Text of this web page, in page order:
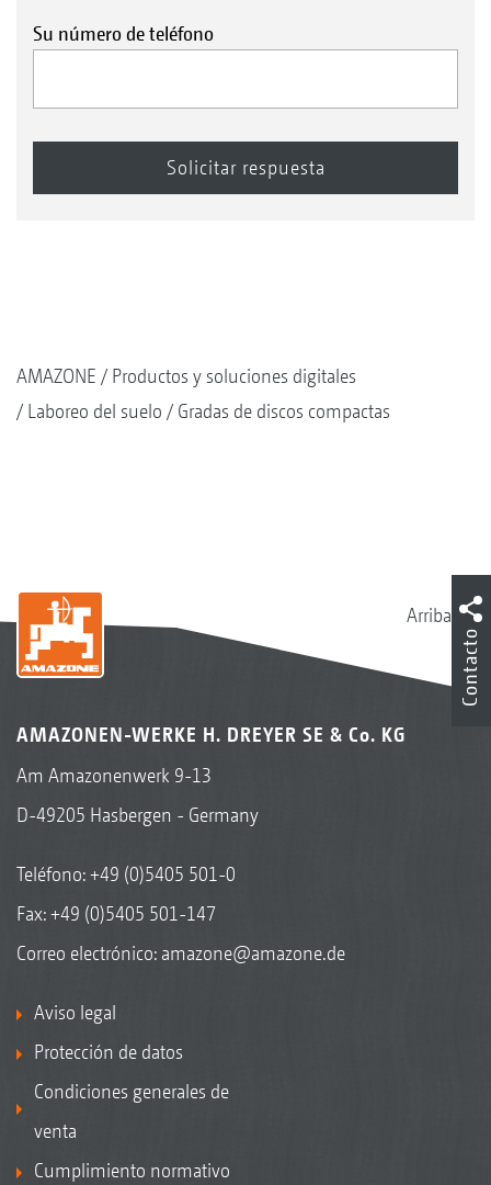
Su número de teléfono
AMAZONE
Productos y soluciones digitales
Laboreo del suelo
Gradas de discos compactas
Arriba
AMAZONEN-WERKE H. DREYER SE & Co. KG
Am Amazonenwerk 9-13
D-49205 Hasbergen - Germany
Teléfono:+49 (0)5405 501-0
Fax: +49 (0)5405 501-147
Correo electrónico: amazone@amazone.de
Aviso legal
Protección de datos
Condiciones generales de
venta
Cumplimiento normativo
Contacto